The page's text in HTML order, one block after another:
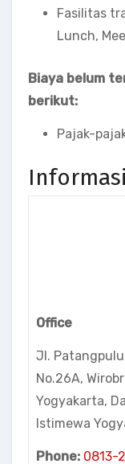
Fasilitas
Lunch,
Biaya belum
berikut:
Pajak-
Informasi
Office
Jl.
No.26A,
Yogyakarta,
Istimewa
Phone: 0813-